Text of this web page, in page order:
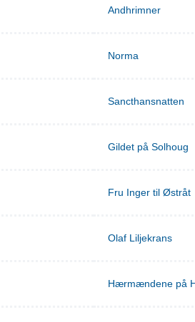
Andhrimner
Norma
Sancthansnatten
Gildet på Solhoug
Fru Inger til Østråt
Olaf Liljekrans
Hærmændene på